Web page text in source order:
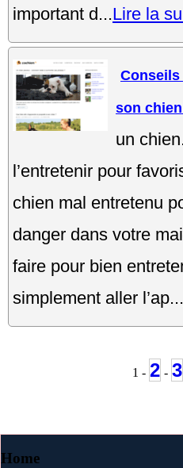
important d...Lire la
son chien
un
l’entretenir pour
chien mal entretenu
danger dans votre
faire pour bien
simplement aller l’ap...
1 - 2 - 3
Home